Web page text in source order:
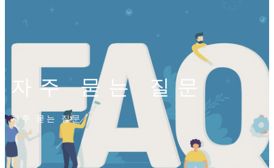
자주 묻는 질문
자주 묻는 질문